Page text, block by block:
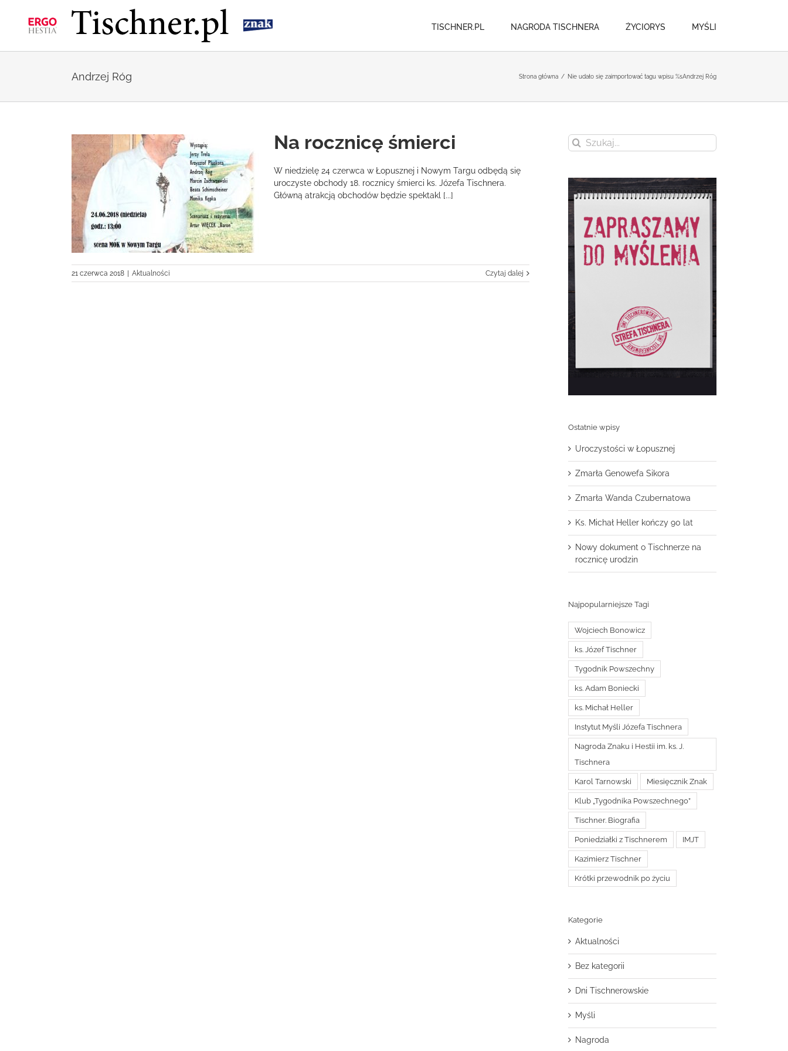
zawartości
TISCHNER.PL NAGRODA TISCHNERA ŻYCIORYS MYŚLI
Andrzej Róg Strona główna / Nie udało się zaimportować tagu wpisu %sAndrzej Róg
Na rocznicę śmierci
W niedzielę 24 czerwca w Łopusznej i Nowym Targu odbędą się
uroczyste obchody 18. rocznicy śmierci ks. Józefa Tischnera.
Główną atrakcją obchodów będzie spektakl [...]
21 czerwca 2018 Aktualności Czytaj dalej
Szukaj
Ostatnie wpisy
Uroczystości w Łopusznej
Zmarła Genowefa Sikora
Zmarła Wanda Czubernatowa
Ks. Michał Heller kończy 90 lat
Nowy dokument o Tischnerze na
rocznicę urodzin
Najpopularniejsze Tagi
Wojciech Bonowicz
ks. Józef Tischner
Tygodnik Powszechny
ks. Adam Boniecki
ks. Michał Heller
Instytut Myśli Józefa Tischnera
Nagroda Znaku i Hestii im. ks. J.
Tischnera
Karol Tarnowski Miesięcznik Znak
Klub „Tygodnika Powszechnego”
Tischner. Biografia
Poniedziałki z Tischnerem IMJT
Kazimierz Tischner
Krótki przewodnik po życiu
Kategorie
Aktualności
Bez kategorii
Dni Tischnerowskie
Myśli
Nagroda